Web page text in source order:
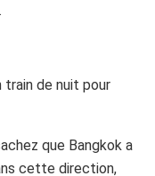
train de nuit pour
que Bangkok a
cette direction,